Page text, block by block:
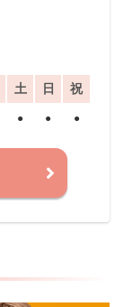
土 日 祝
● ● ●